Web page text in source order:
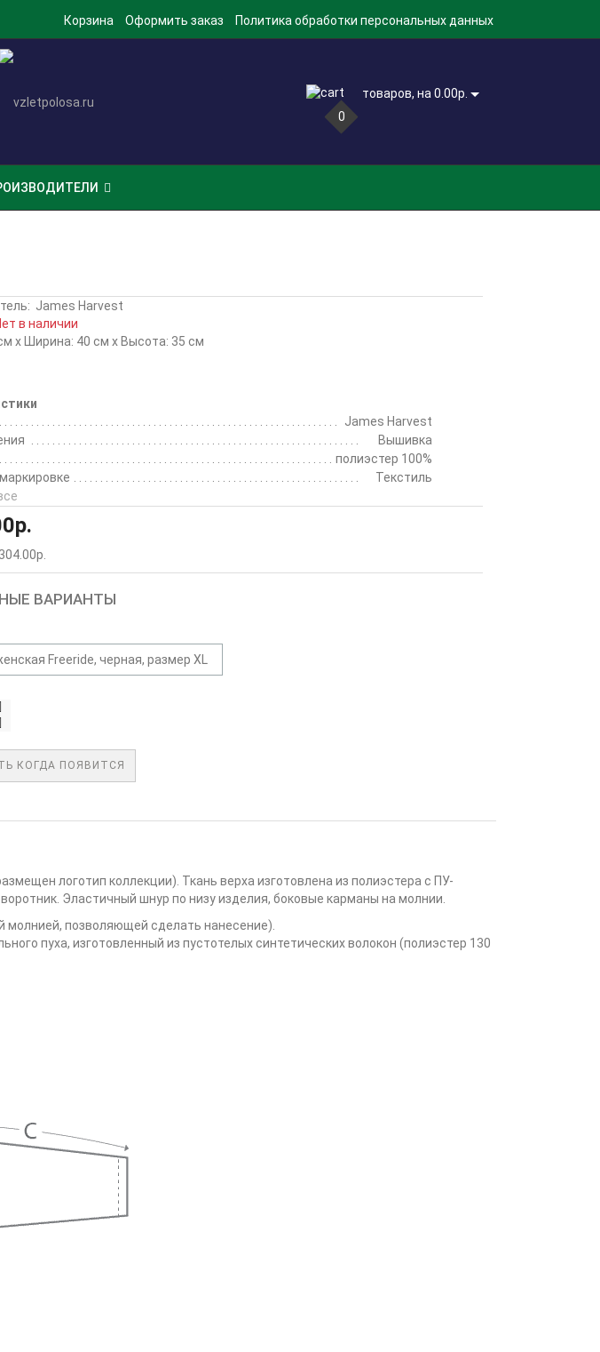
Корзина Оформить заказ Политика обработки персональных данных
0
товаров, на 0.00р.
James Harvest
в наличии
x Ширина: 40 см x Высота: 35 см
James Harvest
Вышивка
полиэстер 100%
Текстиль
ВАРИАНТЫ
Freeride, черная, размер XL
КОГДА ПОЯВИТСЯ
логотип коллекции). Ткань верха изготовлена из полиэстера с ПУ-
Эластичный шнур по низу изделия, боковые карманы на молнии.
молнией, позволяющей сделать нанесение).
пуха, изготовленный из пустотелых синтетических волокон (полиэстер 130